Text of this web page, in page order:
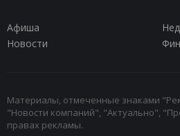
Афиша
Новости
Материалы, отмеченные знаками
"Новости компаний", "Актуально",
правах рекламы.